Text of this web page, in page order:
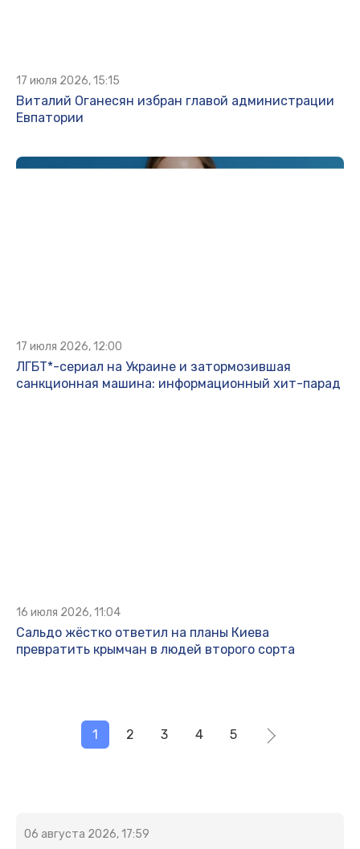
17 июля 2026, 15:15
Виталий Оганесян избран главой администрации
Евпатории
17 июля 2026, 12:00
ЛГБТ*-сериал на Украине и затормозившая
санкционная машина: информационный хит-парад
16 июля 2026, 11:04
Сальдо жёстко ответил на планы Киева
превратить крымчан в людей второго сорта
1 2 3 4 5
06 августа 2026, 17:59